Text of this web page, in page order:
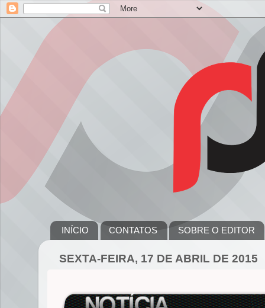
INÍCIO CONTATOS SOBRE O EDITOR
SEXTA-FEIRA, 17 DE ABRIL DE 2015